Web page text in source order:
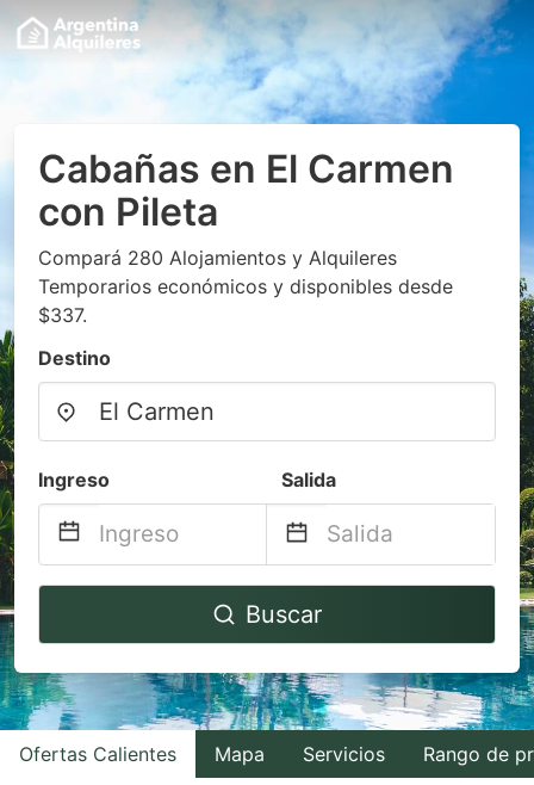
Cabañas en El Carmen
con Pileta
Compará 280 Alojamientos y Alquileres
Temporarios económicos y disponibles desde
$337.
Destino
Ingreso Salida
Navigate
to
interact
with
the
Navigate
to
interact
with
the
Buscar
Ofertas Calientes Mapa Servicios Rango de